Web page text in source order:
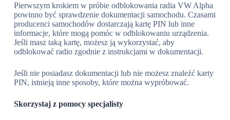
Pierwszym krokiem w próbie odblokowania radia VW Alpha
powinno być sprawdzenie dokumentacji samochodu. Czasami
producenci samochodów dostarczają kartę PIN lub inne
informacje, które mogą pomóc w odblokowaniu urządzenia.
Jeśli masz taką kartę, możesz ją wykorzystać, aby
odblokować radio zgodnie z instrukcjami w dokumentacji.
Jeśli nie posiadasz dokumentacji lub nie możesz znaleźć karty
PIN, istnieją inne sposoby, które można wypróbować.
Skorzystaj z pomocy specjalisty